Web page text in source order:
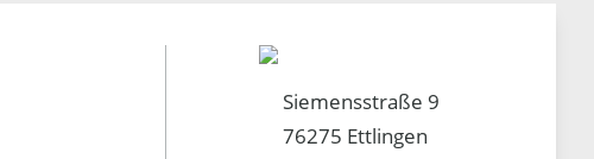
Siemensstraße 9
76275 Ettlingen